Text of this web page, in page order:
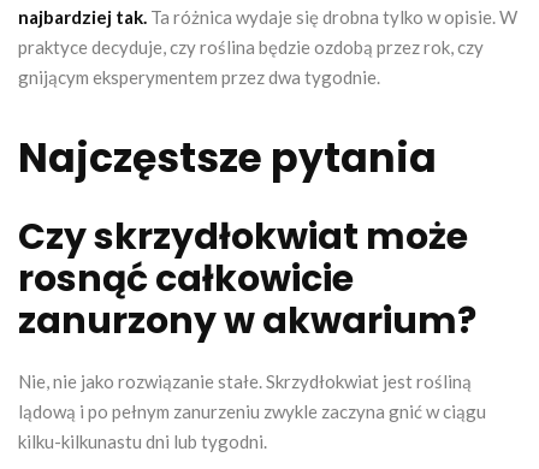
najbardziej tak. Ta różnica wydaje się drobna tylko w opisie. W
praktyce decyduje, czy roślina będzie ozdobą przez rok, czy
gnijącym eksperymentem przez dwa tygodnie.
Najczęstsze pytania
Czy skrzydłokwiat może
rosnąć całkowicie
zanurzony w akwarium?
Nie, nie jako rozwiązanie stałe. Skrzydłokwiat jest rośliną
lądową i po pełnym zanurzeniu zwykle zaczyna gnić w ciągu
kilku-kilkunastu dni lub tygodni.